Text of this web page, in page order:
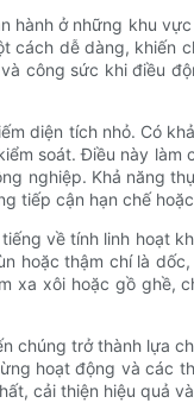
ở những khu
dễ dàng,
công sức khi điều
diện tích nhỏ. Có
soát. Điều này
nghiệp. Khả năng
tiếp cận hạn chế
về tính linh hoạt
hoặc thậm chí là
xôi hoặc gồ ghề,
trở thành lựa
hoạt động và các
cải thiện hiệu quả